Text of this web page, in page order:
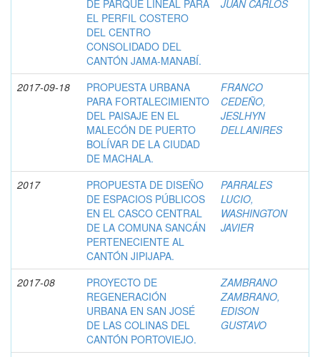
DE PARQUE LINEAL PARA
EL PERFIL COSTERO
DEL CENTRO
CONSOLIDADO DEL
CANTÓN JAMA-MANABÍ.
JUAN CARLOS
2017-09-18
PROPUESTA URBANA
PARA FORTALECIMIENTO
DEL PAISAJE EN EL
MALECÓN DE PUERTO
BOLÍVAR DE LA CIUDAD
DE MACHALA.
FRANCO
CEDEÑO,
JESLHYN
DELLANIRES
2017
PROPUESTA DE DISEÑO
DE ESPACIOS PÚBLICOS
EN EL CASCO CENTRAL
DE LA COMUNA SANCÁN
PERTENECIENTE AL
CANTÓN JIPIJAPA.
PARRALES
LUCIO,
WASHINGTON
JAVIER
2017-08
PROYECTO DE
REGENERACIÓN
URBANA EN SAN JOSÉ
DE LAS COLINAS DEL
CANTÓN PORTOVIEJO.
ZAMBRANO
ZAMBRANO,
EDISON
GUSTAVO